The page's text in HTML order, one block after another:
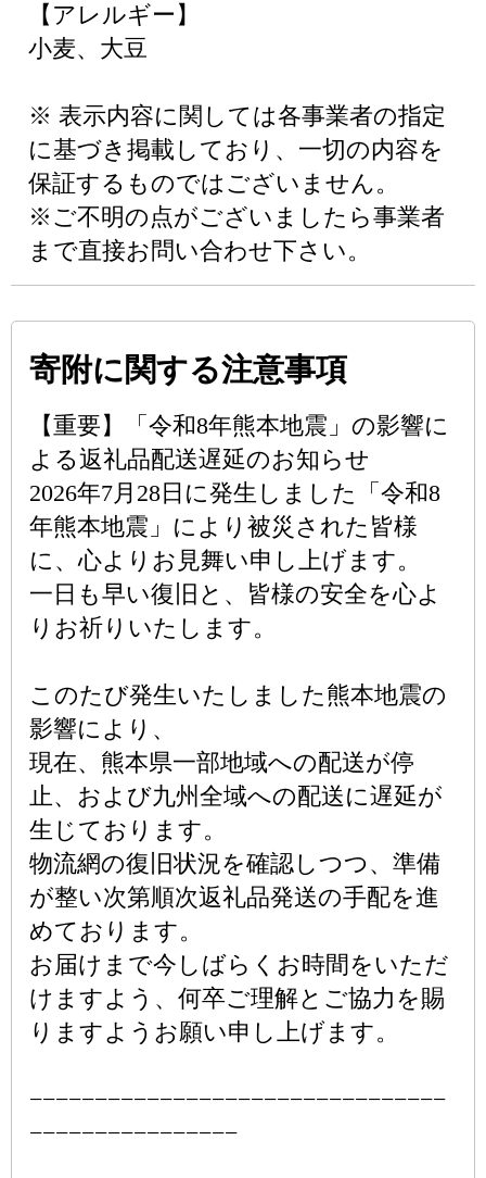
【アレルギー】
小麦、大豆
※ 表示内容に関しては各事業者の指定
に基づき掲載しており、一切の内容を
保証するものではございません。
※ご不明の点がございましたら事業者
まで直接お問い合わせ下さい。
寄附に関する注意事項
【重要】「令和8年熊本地震」の影響に
よる返礼品配送遅延のお知らせ
2026年7月28日に発生しました「令和8
年熊本地震」により被災された皆様
に、心よりお見舞い申し上げます。
一日も早い復旧と、皆様の安全を心よ
りお祈りいたします。
このたび発生いたしました熊本地震の
影響により、
現在、熊本県一部地域への配送が停
止、および九州全域への配送に遅延が
生じております。
物流網の復旧状況を確認しつつ、準備
が整い次第順次返礼品発送の手配を進
めております。
お届けまで今しばらくお時間をいただ
けますよう、何卒ご理解とご協力を賜
りますようお願い申し上げます。
−−−−−−−−−−−−−−−−−−−−−−−−−−−−−−−−
−−−−−−−−−−−−−−−−